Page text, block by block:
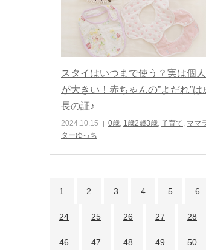
スタイはいつまで使う？実は個
が大きい！赤ちゃんの”よだれ”は
長の証♪
2024.10.15 0歳, 1歳2歳3歳, 子育て, ママ
ターゆっち
1 2 3 4 5 6
24 25 26 27 28
46 47 48 49 50